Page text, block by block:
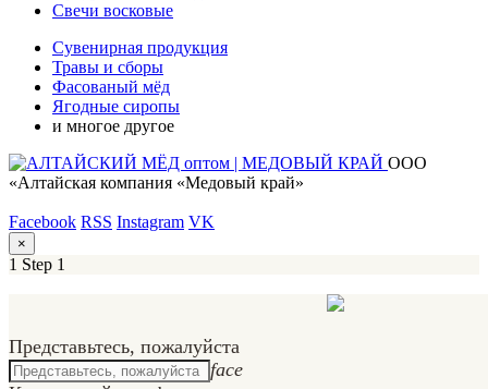
Свечи восковые
Сувенирная продукция
Травы и сборы
Фасованый мёд
Ягодные сиропы
и многое другое
ООО
«Алтайская компания «Медовый край»
Facebook RSS Instagram VK
×
1 Step 1
Представьтесь, пожалуйста
face